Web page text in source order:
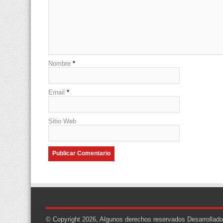
Nombre *
Email *
Sitio Web
© Copyright 2026, Algunos derechos reservados